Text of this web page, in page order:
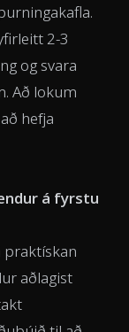
2-3
og svara
Að lokum
hefja
á fyrstu
praktískan
aðlagist